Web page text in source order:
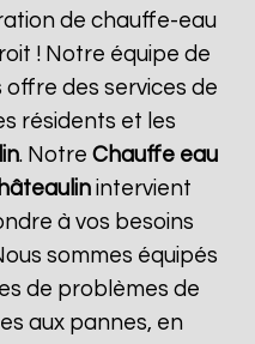
de chauffe-eau
! Notre équipe de
des services de
résidents et les
. Notre Chauffe eau
intervient
à vos besoins
sommes équipés
de problèmes de
aux pannes, en